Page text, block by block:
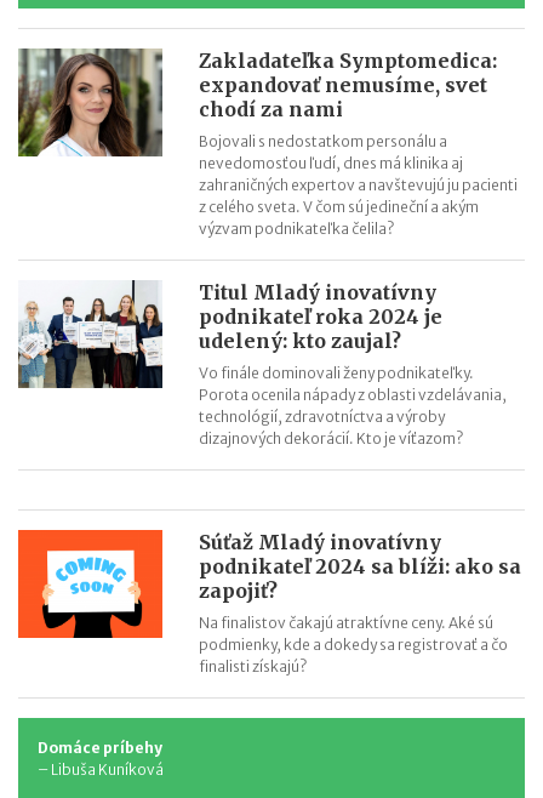
Zakladateľka Symptomedica:
expandovať nemusíme, svet
chodí za nami
Bojovali s nedostatkom personálu a
nevedomosťou ľudí, dnes má klinika aj
zahraničných expertov a navštevujú ju pacienti
z celého sveta. V čom sú jedineční a akým
výzvam podnikateľka čelila?
Titul Mladý inovatívny
podnikateľ roka 2024 je
udelený: kto zaujal?
Vo finále dominovali ženy podnikateľky.
Porota ocenila nápady z oblasti vzdelávania,
technológií, zdravotníctva a výroby
dizajnových dekorácií. Kto je víťazom?
Súťaž Mladý inovatívny
podnikateľ 2024 sa blíži: ako sa
zapojiť?
Na finalistov čakajú atraktívne ceny. Aké sú
podmienky, kde a dokedy sa registrovať a čo
finalisti získajú?
Domáce príbehy
– Libuša Kuníková